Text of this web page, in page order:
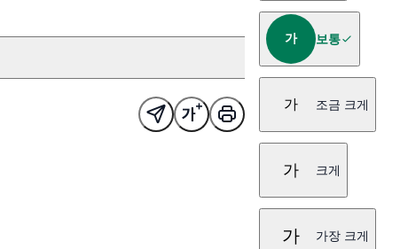
가 보통
가 조금 크게
가 크게
가 가장 크게